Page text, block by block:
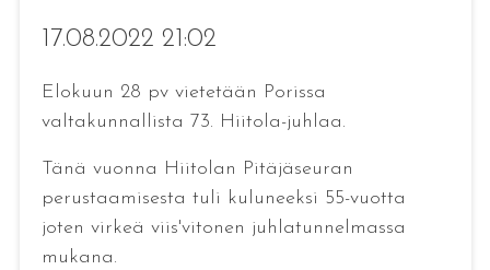
17.08.2022 21:02
Elokuun 28 pv vietetään Porissa
valtakunnallista 73. Hiitola-juhlaa.
Tänä vuonna Hiitolan Pitäjäseuran
perustaamisesta tuli kuluneeksi 55-vuotta
joten virkeä viis'vitonen juhlatunnelmassa
mukana.